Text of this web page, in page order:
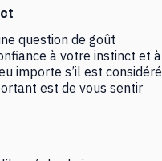
question de goût
à votre instinct et à
importe s’il est considéré
est de vous sentir